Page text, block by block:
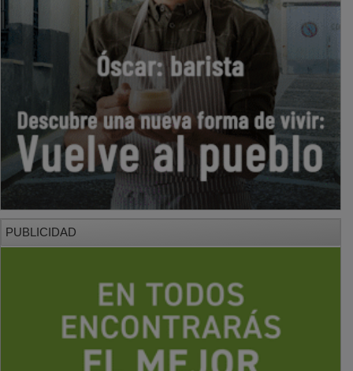
PUBLICIDAD